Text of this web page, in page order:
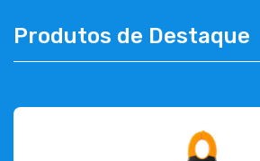
Produtos de Destaque